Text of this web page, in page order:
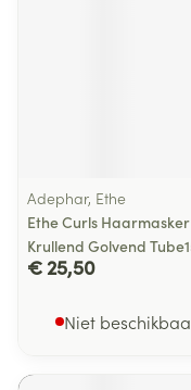
Adephar, Ethe
Ethe Curls Haarmasker
Krullend Golvend
€ 25,50
Niet